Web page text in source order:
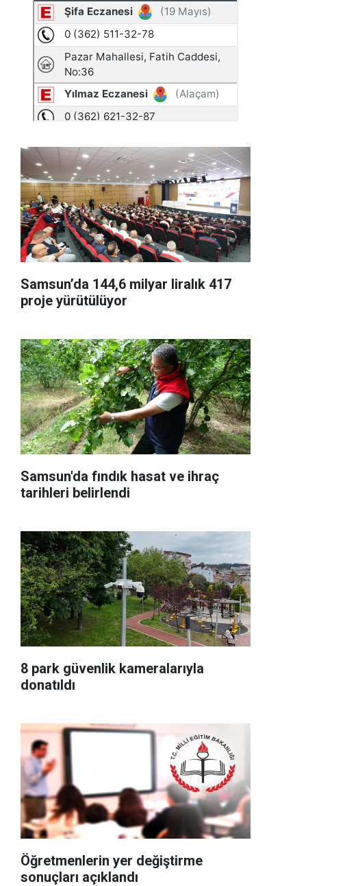
Samsun’da 144,6 milyar liralık 417
proje yürütülüyor
Samsun'da fındık hasat ve ihraç
tarihleri belirlendi
8 park güvenlik kameralarıyla
donatıldı
Öğretmenlerin yer değiştirme
sonuçları açıklandı